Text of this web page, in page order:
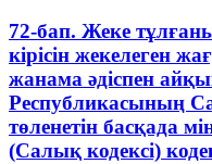
72-бап. Жеке
кірісін жекелеген
жанама әдіспен
Республикасының
төленетін басқада
(Салық кодексі)